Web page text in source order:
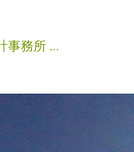
事務所 ...